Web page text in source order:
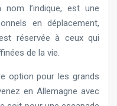
l’indique, est une
en déplacement,
réservée à ceux qui
de la vie.
option pour les grands
en Allemagne avec